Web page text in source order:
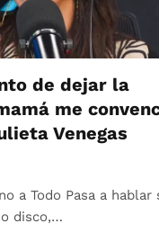
de dejar la
me
Venegas
a Todo Pasa a hablar
disco,…